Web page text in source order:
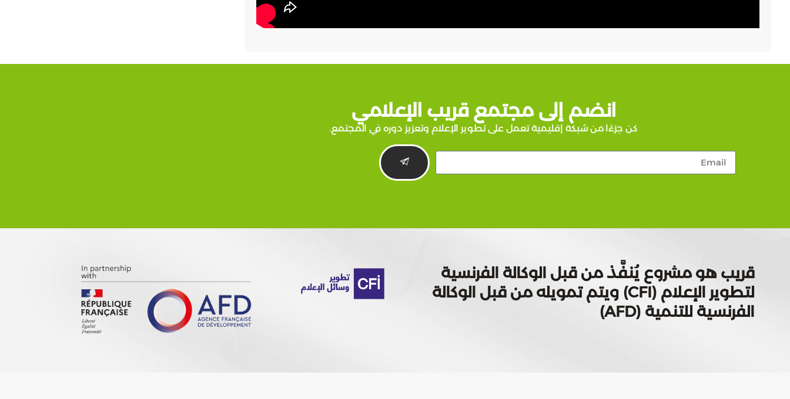
انضم إلى مجتمع قريب الإعلامي
كن جزءًا من شبكة إقليمية تعمل على تطوير الإعلام وتعزيز دوره في المجتمع.
قريب هو مشروع يُنفَّذ من قبل الوكالة الفرنسية
لتطوير الإعلام (CFI) ويتم تمويله من قبل الوكالة
الفرنسية للتنمية (AFD)